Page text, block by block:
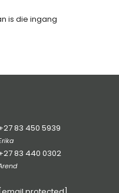
is die ingang
83 450 5939
83 440 0302